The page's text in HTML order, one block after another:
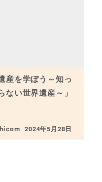
産を学ぼう～知っ
ない世界遺産～」
投稿日
2024年5月28日